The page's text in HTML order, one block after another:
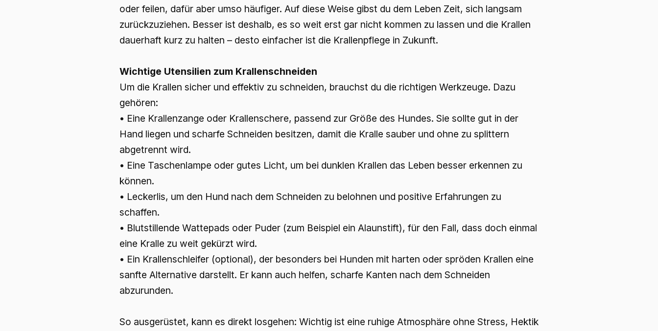
oder feilen, dafür aber umso häufiger. Auf diese Weise gibst du dem Leben Zeit, sich langsam
zurückzuziehen. Besser ist deshalb, es so weit erst gar nicht kommen zu lassen und die Krallen
dauerhaft kurz zu halten – desto einfacher ist die Krallenpflege in Zukunft.
Wichtige Utensilien zum Krallenschneiden
Um die Krallen sicher und effektiv zu schneiden, brauchst du die richtigen Werkzeuge. Dazu
gehören:
• Eine Krallenzange oder Krallenschere, passend zur Größe des Hundes. Sie sollte gut in der
Hand liegen und scharfe Schneiden besitzen, damit die Kralle sauber und ohne zu splittern
abgetrennt wird.
• Eine Taschenlampe oder gutes Licht, um bei dunklen Krallen das Leben besser erkennen zu
können.
• Leckerlis, um den Hund nach dem Schneiden zu belohnen und positive Erfahrungen zu
schaffen.
• Blutstillende Wattepads oder Puder (zum Beispiel ein Alaunstift), für den Fall, dass doch einmal
eine Kralle zu weit gekürzt wird.
• Ein Krallenschleifer (optional), der besonders bei Hunden mit harten oder spröden Krallen eine
sanfte Alternative darstellt. Er kann auch helfen, scharfe Kanten nach dem Schneiden
abzurunden.
So ausgerüstet, kann es direkt losgehen: Wichtig ist eine ruhige Atmosphäre ohne Stress, Hektik